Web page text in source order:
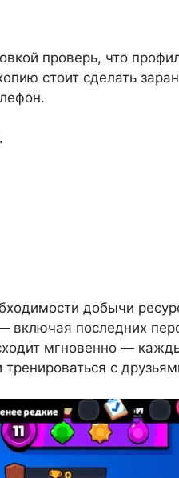
проверь, что
стоит сделать
добычи
включая последних
мгновенно —
тренироваться с